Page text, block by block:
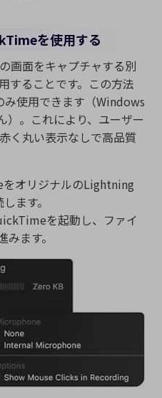
を使用する
画面をキャプチャする別
することです。この方法
み使用できます（Windows
）。これにより、ユーザー
く丸い表示なしで高品質
オリジナルのLightning
ます。
を起動し、ファイ
ます。